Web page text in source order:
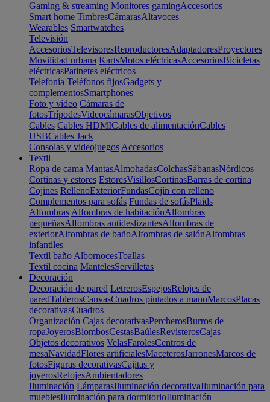
Gaming & streaming Monitores gamingAccesorios
Smart home TimbresCámarasAltavoces
Wearables Smartwatches
Televisión
AccesoriosTelevisoresReproductoresAdaptadoresProyectores
Movilidad urbana KartsMotos eléctricasAccesoriosBicicletas
eléctricasPatinetes eléctricos
Telefonía Teléfonos fijosGadgets y
complementosSmartphones
Foto y vídeo Cámaras de
fotosTrípodesVideocámarasObjetivos
Cables Cables HDMICables de alimentaciónCables
USBCables Jack
Consolas y videojuegos Accesorios
Textil
Ropa de cama MantasAlmohadasColchasSábanasNórdicos
Cortinas y estores EstoresVisillosCortinasBarras de cortina
Cojines RellenoExteriorFundasCojín con relleno
Complementos para sofás Fundas de sofásPlaids
Alfombras Alfombras de habitaciónAlfombras
pequeñasAlfombras antideslizantesAlfombras de
exteriorAlfombras de bañoAlfombras de salónAlfombras
infantiles
Textil baño AlbornocesToallas
Textil cocina MantelesServilletas
Decoración
Decoración de pared LetrerosEspejosRelojes de
paredTablerosCanvasCuadros pintados a manoMarcosPlacas
decorativasCuadros
Organización Cajas decorativasPercherosBurros de
ropaJoyerosBiombosCestasBaúlesRevisterosCajas
Objetos decorativos VelasFarolesCentros de
mesaNavidadFlores artificialesMaceterosJarronesMarcos de
fotosFiguras decorativasCajitas y
joyerosRelojesAmbientadores
Iluminación LámparasIluminación decorativaIluminación para
mueblesIluminación para dormitorioIluminación